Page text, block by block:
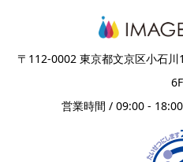
〒112-0002 東京都文京区小石
6F
営業時間 / 09:00 -